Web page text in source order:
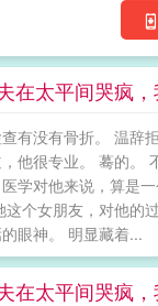
打
平
夫在太平间哭疯
有没有骨折。 温辞
他很专业。 蓦的。
学对他来说，算是
这个女朋友，对他的
眼神。 明显藏着...
夫在太平间哭疯